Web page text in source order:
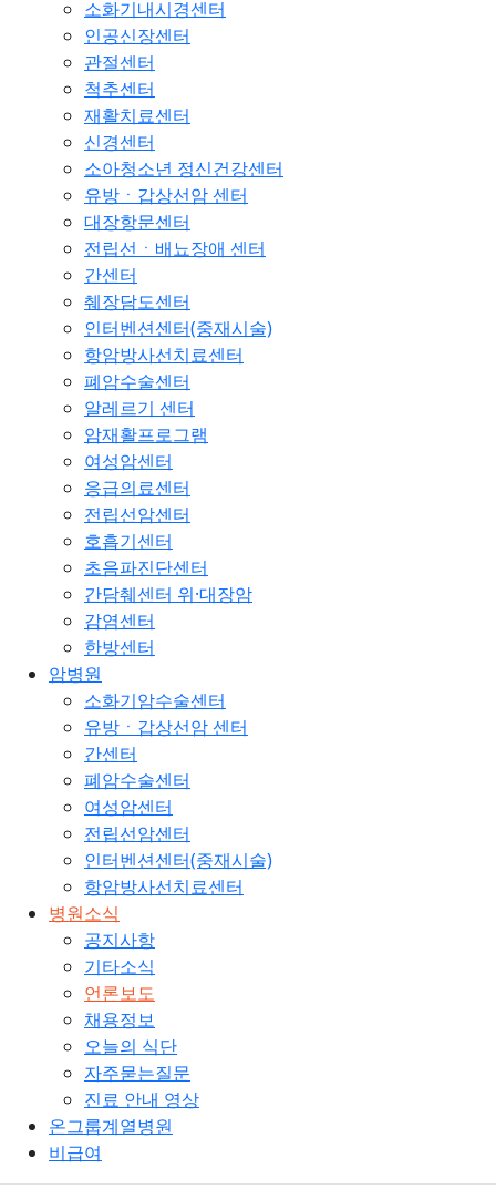
소화기내시경센터
인공신장센터
관절센터
척추센터
재활치료센터
신경센터
소아청소년 정신건강센터
유방ㆍ갑상선암 센터
대장항문센터
전립선ㆍ배뇨장애 센터
간센터
췌장담도센터
인터벤션센터(중재시술)
항암방사선치료센터
폐암수술센터
알레르기 센터
암재활프로그램
여성암센터
응급의료센터
전립선암센터
호흡기센터
초음파진단센터
간담췌센터 위·대장암
감염센터
한방센터
암병원
소화기암수술센터
유방ㆍ갑상선암 센터
간센터
폐암수술센터
여성암센터
전립선암센터
인터벤션센터(중재시술)
항암방사선치료센터
병원소식
공지사항
기타소식
언론보도
채용정보
오늘의 식단
자주묻는질문
진료 안내 영상
온그룹계열병원
비급여